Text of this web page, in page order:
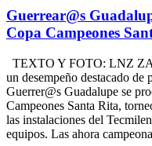
Guerrear@s
Copa Campeones
TEXTO Y FOTO: LNZ
un desempeño destacado
Guerrer@s Guadalupe se
Campeones Santa Rita,
las instalaciones del
equipos. Las ahora